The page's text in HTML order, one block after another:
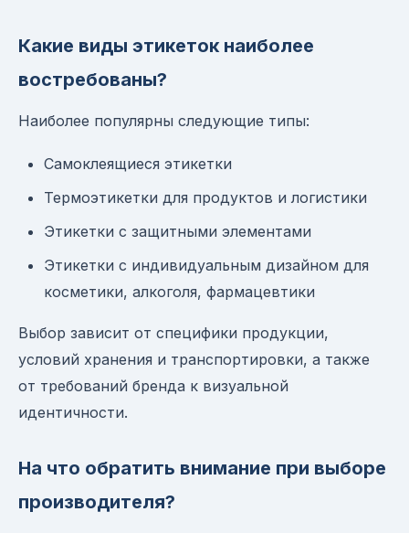
Какие виды этикеток наиболее
востребованы?
Наиболее популярны следующие типы:
Самоклеящиеся этикетки
Термоэтикетки для продуктов и логистики
Этикетки с защитными элементами
Этикетки с индивидуальным дизайном для
косметики, алкоголя, фармацевтики
Выбор зависит от специфики продукции,
условий хранения и транспортировки, а также
от требований бренда к визуальной
идентичности.
На что обратить внимание при выборе
производителя?